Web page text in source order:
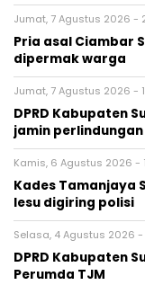
Jumat, 7 Agustus 2026 -
Pria asal Ciambar
dipermak warga
Jumat, 7 Agustus 2026 -
DPRD Kabupaten
jamin
Kamis, 6 Agustus 2026 -
Kades Tamanjaya
lesu digiring polisi
Selasa, 4 Agustus 2026 -
DPRD Kabupaten
Perumda TJM